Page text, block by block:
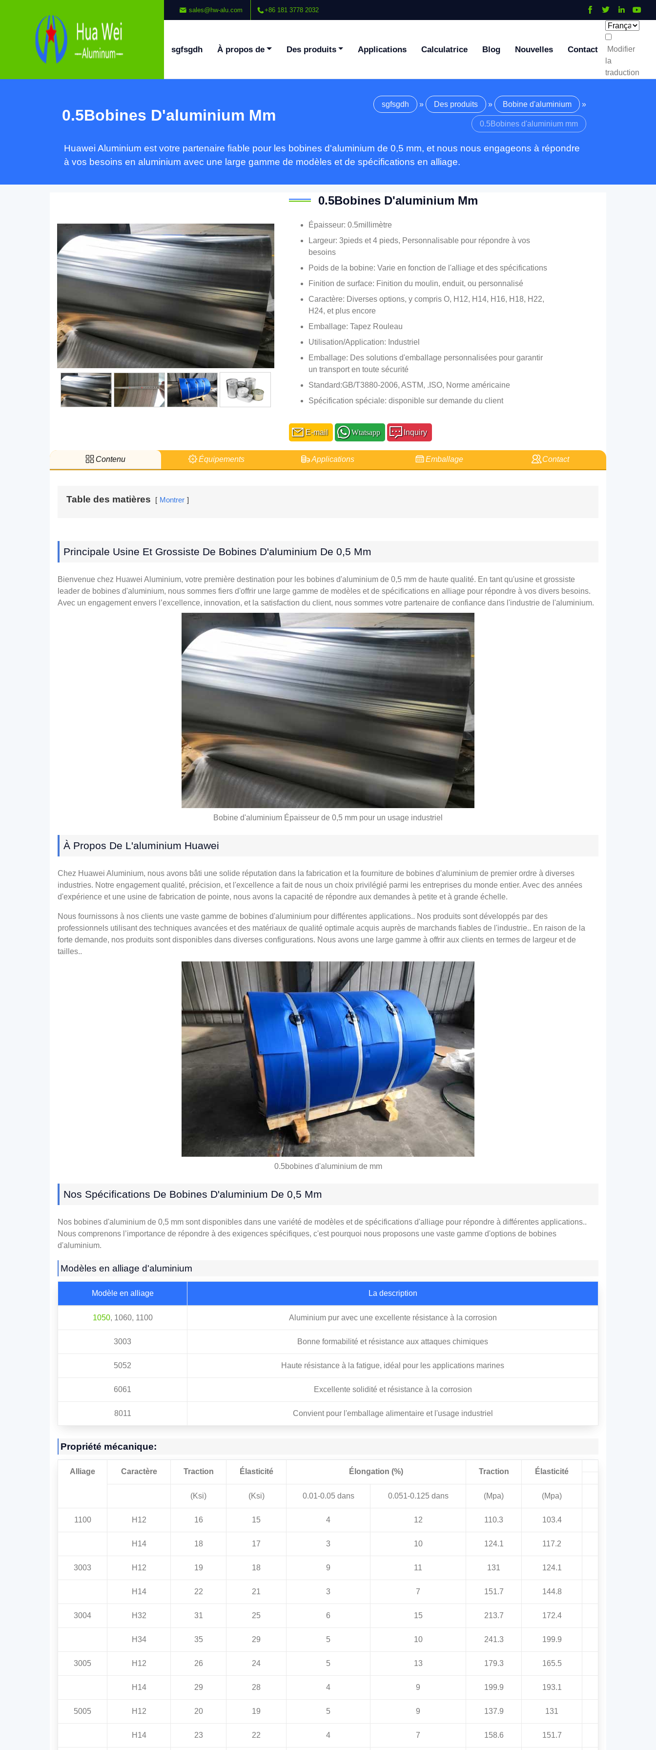
sales@hw-alu.com +86 181 3778 2032
sgfsgdh À propos de Des produits Applications Calculatrice Blog Nouvelles Contact
Modifier
la
traduction
0.5Bobines D'aluminium Mm
sgfsgdh » Des produits » Bobine d'aluminium »
0.5Bobines d'aluminium mm
Huawei Aluminium est votre partenaire fiable pour les bobines d'aluminium de 0,5 mm, et nous nous engageons à répondre
à vos besoins en aluminium avec une large gamme de modèles et de spécifications en alliage.
0.5Bobines D'aluminium Mm
Épaisseur: 0.5millimètre
Largeur: 3pieds et 4 pieds, Personnalisable pour répondre à vos
besoins
Poids de la bobine: Varie en fonction de l'alliage et des spécifications
Finition de surface: Finition du moulin, enduit, ou personnalisé
Caractère: Diverses options, y compris O, H12, H14, H16, H18, H22,
H24, et plus encore
Emballage: Tapez Rouleau
Utilisation/Application: Industriel
Emballage: Des solutions d'emballage personnalisées pour garantir
un transport en toute sécurité
Standard:GB/T3880-2006, ASTM, .ISO, Norme américaine
Spécification spéciale: disponible sur demande du client
E-mail Wtatsapp Inquiry
Contenu Équipements Applications Emballage Contact
Table des matières Montrer
Principale Usine Et Grossiste De Bobines D'aluminium De 0,5 Mm
Bienvenue chez Huawei Aluminium, votre première destination pour les bobines d'aluminium de 0,5 mm de haute qualité. En tant qu'usine et grossiste
leader de bobines d'aluminium, nous sommes fiers d'offrir une large gamme de modèles et de spécifications en alliage pour répondre à vos divers besoins.
Avec un engagement envers l’excellence, innovation, et la satisfaction du client, nous sommes votre partenaire de confiance dans l'industrie de l'aluminium.
Bobine d'aluminium Épaisseur de 0,5 mm pour un usage industriel
À Propos De L'aluminium Huawei
Chez Huawei Aluminium, nous avons bâti une solide réputation dans la fabrication et la fourniture de bobines d'aluminium de premier ordre à diverses
industries. Notre engagement qualité, précision, et l'excellence a fait de nous un choix privilégié parmi les entreprises du monde entier. Avec des années
d'expérience et une usine de fabrication de pointe, nous avons la capacité de répondre aux demandes à petite et à grande échelle.
Nous fournissons à nos clients une vaste gamme de bobines d'aluminium pour différentes applications.. Nos produits sont développés par des
professionnels utilisant des techniques avancées et des matériaux de qualité optimale acquis auprès de marchands fiables de l'industrie.. En raison de la
forte demande, nos produits sont disponibles dans diverses configurations. Nous avons une large gamme à offrir aux clients en termes de largeur et de
tailles..
0.5bobines d'aluminium de mm
Nos Spécifications De Bobines D'aluminium De 0,5 Mm
Nos bobines d'aluminium de 0,5 mm sont disponibles dans une variété de modèles et de spécifications d'alliage pour répondre à différentes applications..
Nous comprenons l’importance de répondre à des exigences spécifiques, c'est pourquoi nous proposons une vaste gamme d'options de bobines
d'aluminium.
Modèles en alliage d'aluminium
Modèle en alliage La description
1050, 1060, 1100 Aluminium pur avec une excellente résistance à la corrosion
3003 Bonne formabilité et résistance aux attaques chimiques
5052 Haute résistance à la fatigue, idéal pour les applications marines
6061 Excellente solidité et résistance à la corrosion
8011 Convient pour l'emballage alimentaire et l'usage industriel
Propriété mécanique:
Alliage Caractère Traction Élasticité Élongation (%) Traction Élasticité
(Ksi) (Ksi) 0.01-0.05 dans 0.051-0.125 dans (Mpa) (Mpa)
1100 H12 16 15 4 12 110.3 103.4
H14 18 17 3 10 124.1 117.2
3003 H12 19 18 9 11 131 124.1
H14 22 21 3 7 151.7 144.8
3004 H32 31 25 6 15 213.7 172.4
H34 35 29 5 10 241.3 199.9
3005 H12 26 24 5 13 179.3 165.5
H14 29 28 4 9 199.9 193.1
5005 H12 20 19 5 9 137.9 131
H14 23 22 4 7 158.6 151.7